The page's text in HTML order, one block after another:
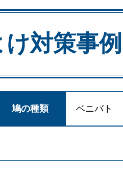
対策事例
鳩の種類 ベニバト